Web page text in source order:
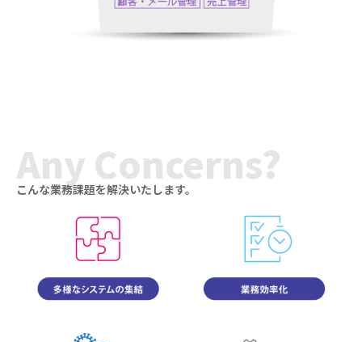
Any Concerns?
こんな業務課題を解決いたします。